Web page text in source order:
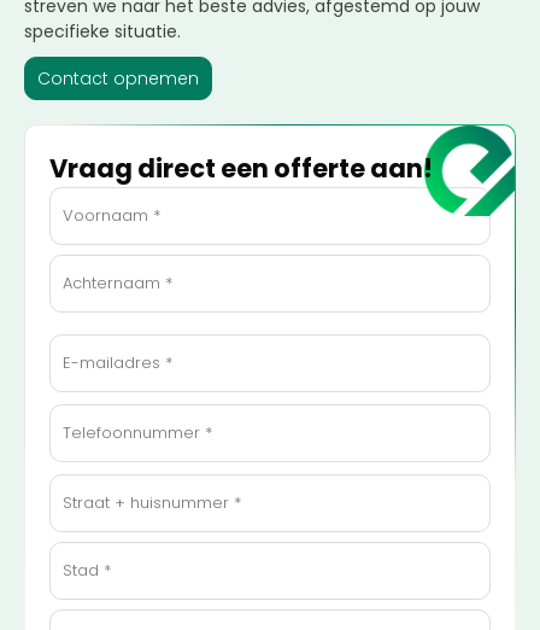
streven we naar het beste advies, afgestemd op jouw
specifieke situatie.
Contact opnemen
Vraag direct een offerte aan!
Naam
E-
mailadres
(Vereist)
Telefoonnummer
(Vereist)
Adres